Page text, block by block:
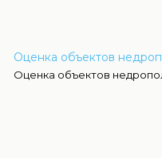
Оценка объектов
Оценка объектов